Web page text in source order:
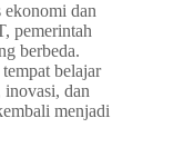
ekonomi dan
pemerintah
berbeda.
belajar
inovasi, dan
menjadi